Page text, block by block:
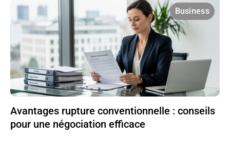
Business
Avantages rupture conventionnelle : conseils
pour une négociation efficace